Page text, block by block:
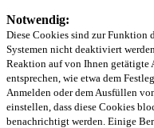
Notwendig:
Diese Cookies sind zur Funktion
Systemen nicht deaktiviert
Reaktion auf von Ihnen getätigte
entsprechen, wie etwa dem
Anmelden oder dem Ausfüllen
einstellen, dass diese Cookies
benachrichtigt werden. Einige